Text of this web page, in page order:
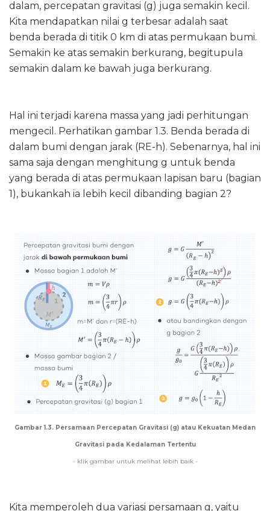
dalam, percepatan gravitasi (g) juga semakin kecil.
Kita mendapatkan nilai g terbesar adalah saat
benda berada di titik 0 km di atas permukaan bumi.
Semakin ke atas semakin berkurang, begitupula
semakin dalam ke bawah juga berkurang.
Hal ini terjadi karena massa yang jadi perhitungan
mengecil. Perhatikan gambar 1.3. Benda berada di
dalam bumi dengan jarak (RE-h). Sebenarnya, hal ini
sama saja dengan menghitung g untuk benda
yang berada di atas permukaan lapisan baru (bagian
1), bukankah ia lebih kecil dibanding bagian 2?
Gambar 1.3. Persamaan Percepatan Gravitasi (g) atau Kekuatan Medan
Gravitasi pada Kedalaman Tertentu
- klik gambar untuk melihat lebih baik -
Kita memperoleh dua variasi persamaan g, yaitu